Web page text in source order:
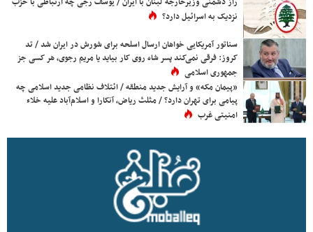
نزدیک به اسرائیل دارد؟
سناتور آمریکایی خواهان ارسال اسلحه برای شورش در ایران شد / تد
کروز: فرقی نمی‌کند پسر شاه روی کار بیاید یا مریم رجوی، هر کسی جز
جمهوری اسلامی
«پیمان مکه» و آرایش جدید منطقه / ائتلاف نظامی جدید اسلامی چه
پیامی برای تهران دارد؟ / مثلث ریاض، آنکارا و اسلام‌آباد علیه خلاء
امنیتی غرب